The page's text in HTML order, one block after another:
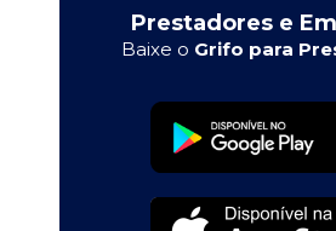
Prestadores e
Baixe o Grifo para